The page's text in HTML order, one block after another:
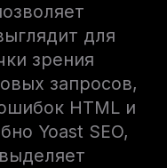
для
зрения
запросов,
HTML и
Yoast SEO,